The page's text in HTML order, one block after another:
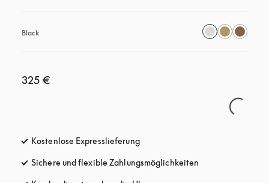
Black
325 €
Kostenlose Expresslieferungöffnet sich in einem neuen Tab
Sichere und flexible Zahlungsmöglichkeiten